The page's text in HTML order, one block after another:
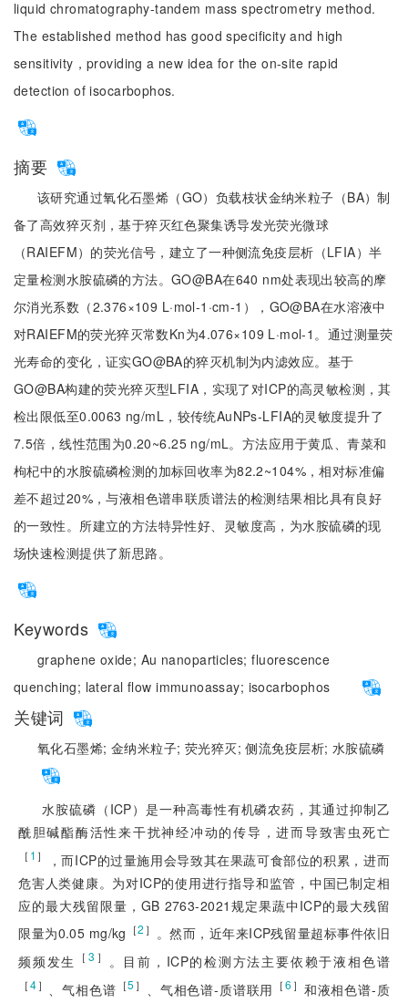
liquid chromatography-tandem mass spectrometry method.
The established method has good specificity and high
sensitivity，providing a new idea for the on-site rapid
detection of isocarbophos.
摘要
该研究通过氧化石墨烯（GO）负载枝状金纳米粒子（BA）制
备了高效猝灭剂，基于猝灭红色聚集诱导发光荧光微球
（RAIEFM）的荧光信号，建立了一种侧流免疫层析（LFIA）半
定量检测水胺硫磷的方法。GO@BA在640 nm处表现出较高的摩
尔消光系数（2.376×109 L·mol-1·cm-1），GO@BA在水溶液中
对RAIEFM的荧光猝灭常数Kn为4.076×109 L·mol-1。通过测量荧
光寿命的变化，证实GO@BA的猝灭机制为内滤效应。基于
GO@BA构建的荧光猝灭型LFIA，实现了对ICP的高灵敏检测，其
检出限低至0.0063 ng/mL，较传统AuNPs-LFIA的灵敏度提升了
7.5倍，线性范围为0.20~6.25 ng/mL。方法应用于黄瓜、青菜和
枸杞中的水胺硫磷检测的加标回收率为82.2~104%，相对标准偏
差不超过20%，与液相色谱串联质谱法的检测结果相比具有良好
的一致性。所建立的方法特异性好、灵敏度高，为水胺硫磷的现
场快速检测提供了新思路。
Keywords
graphene oxide; Au nanoparticles;fluorescence
quenching; lateral flow immunoassay; isocarbophos
关键词
氧化石墨烯; 金纳米粒子; 荧光猝灭;侧流免疫层析; 水胺硫磷
水胺硫磷（ICP）是一种高毒性有机磷农药，其通过抑制乙
酰胆碱酯酶活性来干扰神经冲动的传导，进而导致害虫死亡
［ 1 ］
，而ICP的过量施用会导致其在果蔬可食部位的积累，进而
危害人类健康。为对ICP的使用进行指导和监管，中国已制定相
应的最大残留限量，GB 2763-2021规定果蔬中ICP的最大残留
限量为0.05 mg/kg ［2 ］ 。然而，近年来ICP残留量超标事件依旧
频频发生
［ 3 ］ 。目前，ICP的检测方法主要依赖于液相色谱
［4］ 、气相色谱 ［5 ］ 、气相色谱-质谱联用 ［6 ］ 和液相色谱-质